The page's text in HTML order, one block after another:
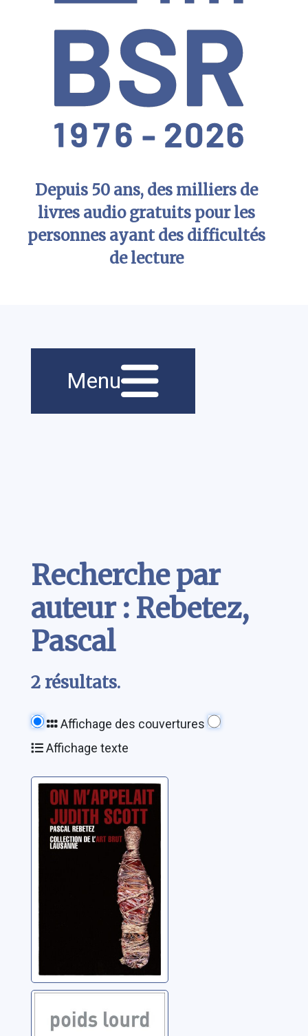
Depuis 50 ans, des milliers de
livres audio gratuits pour les
personnes ayant des difficultés
de lecture
principale
Menu
Recherche par
auteur : Rebetez,
Pascal
2 résultats.
Affichage des couvertures
Affichage texte
On m'appelait
Judith Scott
Rebetez, Pascal
Rebetez, Pascal